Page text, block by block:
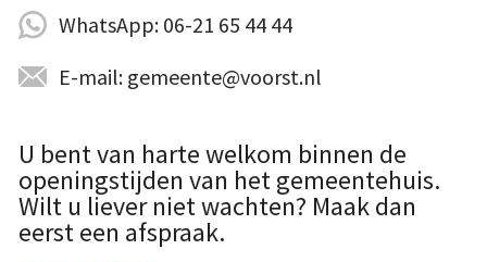
WhatsApp: 06-21 65 44 44
E-mail: gemeente@voorst.nl
U bent van harte welkom binnen de
openingstijden van het gemeentehuis.
Wilt u liever niet wachten? Maak dan
eerst een afspraak.